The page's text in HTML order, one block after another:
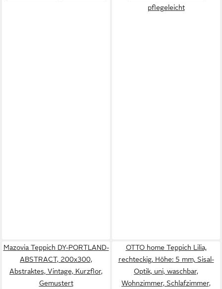
pflegeleicht
Mazovia Teppich DY-PORTLAND-
ABSTRACT, 200x300,
Abstraktes, Vintage, Kurzflor,
Gemustert
OTTO home Teppich Lilia,
rechteckig, Höhe: 5 mm, Sisal-
Optik, uni, waschbar,
Wohnzimmer, Schlafzimmer,